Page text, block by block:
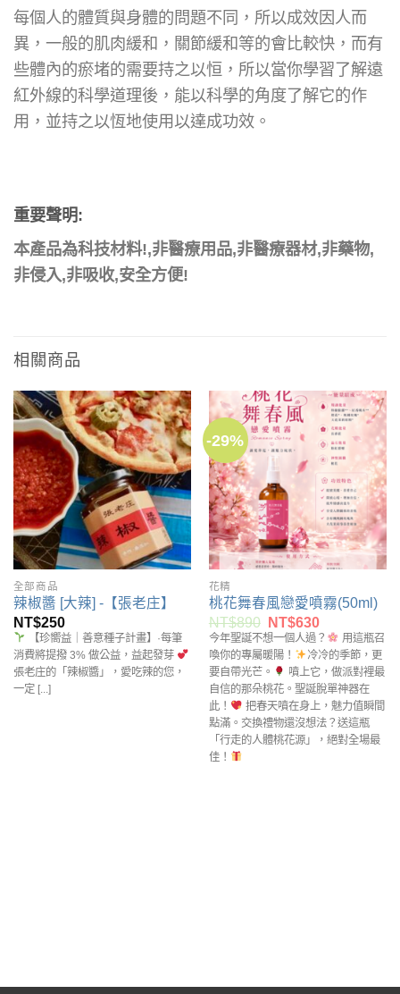
每個人的體質與身體的問題不同，所以成效因人而
異， 一般的肌肉緩和，關節緩和等的會比較快， 而有
些體內的瘀堵的需要持之以恒，所以當你學習了解遠
紅外線的科學道理後，能以科學的角度了解它的作
用，並持之以恆地使用以達成功效。
重要聲明:
本產品為科技材料!,非醫療用品,非醫療器材,非藥物,
非侵入,非吸收,安全方便!
相關商品
全部商品
辣椒醬 [大辣] -【張老庄】
NT$250
【珍嚮益｜善意種子計畫】·每筆
消費將提撥 3% 做公益，益起發芽
張老庄的「辣椒醬」，愛吃辣的您，
一定 [...]
-29%
花精
桃花舞春風戀愛噴霧(50ml)
NT$890 原
始
價
格：
NT$890。
NT$630目
前
價
格：
NT$630。
今年聖誕不想一個人過？
用這瓶召
喚你的專屬暖陽！
冷冷的季節，更
要自帶光芒。
噴上它，做派對裡最
自信的那朵桃花。聖誕脫單神器在
此！
把春天噴在身上，魅力值瞬間
點滿。交換禮物還沒想法？送這瓶
「行走的人體桃花源」，絕對全場最
佳！